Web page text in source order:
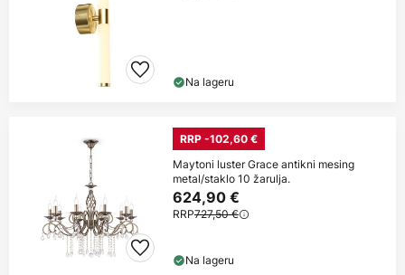
Na lageru
RRP -102,60 €
Maytoni luster Grace antikni mesing
metal/staklo 10 žarulja.
624,90 €
RRP727,50 €
Na lageru